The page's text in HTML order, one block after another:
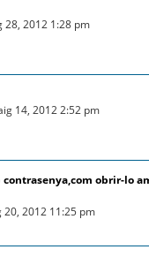
28, 2012 1:28 pm
14, 2012 2:52 pm
obrir-lo
20, 2012 11:25 pm